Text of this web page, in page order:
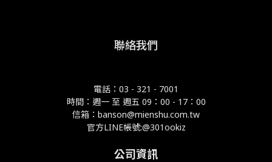
聯絡我們
電話：03 - 321 - 7001
時間：週一 至 週五 09：00 - 17：00
信箱：banson@mienshu.com.tw
官方LINE帳號:@301ookiz
公司資訊